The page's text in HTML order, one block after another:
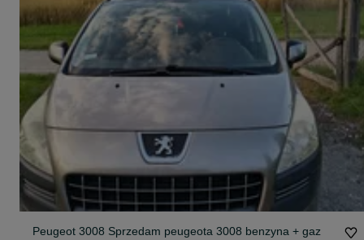
Peugeot 3008 Sprzedam peugeota 3008 benzyna + gaz